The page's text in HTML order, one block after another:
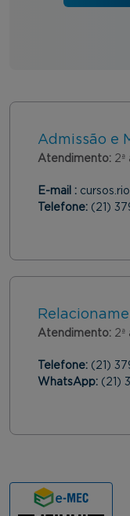
Admissão e
Atendimento: 2ª
E-mail :
Telefone: (21)
Atendimento: 2ª
Telefone: (21)
WhatsApp: (21)